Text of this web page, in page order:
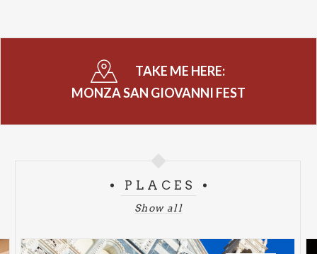
Piazza Carrobiolo
Spettacoli per bambini
Piazza Duomo
TAKE ME HERE:
MONZA SAN GIOVANNI FEST
PLACES
Show all